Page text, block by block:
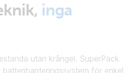
inga
utan krångel. SuperPack
för enkel,